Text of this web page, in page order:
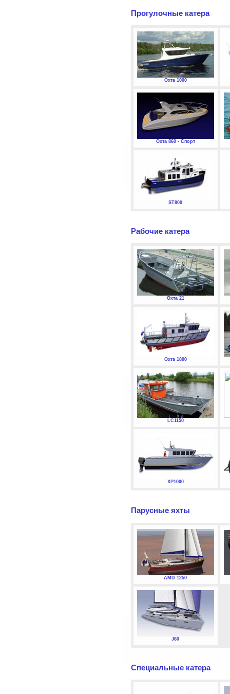
Прогулочные катера
Охта 1000
Охта 860 - Спорт
ST800
Рабочие катера
Охта 21
Охта 1800
LC1150
XP1000
Парусные яхты
AMD 1250
J60
Специальные катера